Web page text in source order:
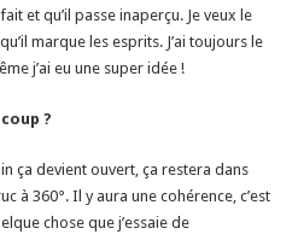
et qu’il passe inaperçu. Je veux le
marque les esprits. J’ai toujours le
j’ai eu une super idée !
?
ça devient ouvert, ça restera dans
à 360°. Il y aura une cohérence, c’est
chose que j’essaie de